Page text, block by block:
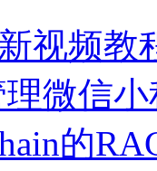
视频教
微信
的